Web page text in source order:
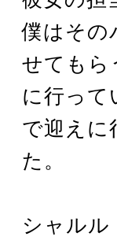
僕はその
せてもら
に行って
で迎えに
た。
シャルル